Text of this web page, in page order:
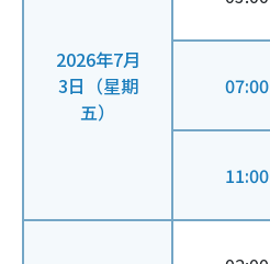
2026年7月
3日（星期
五）
07:00
11:00